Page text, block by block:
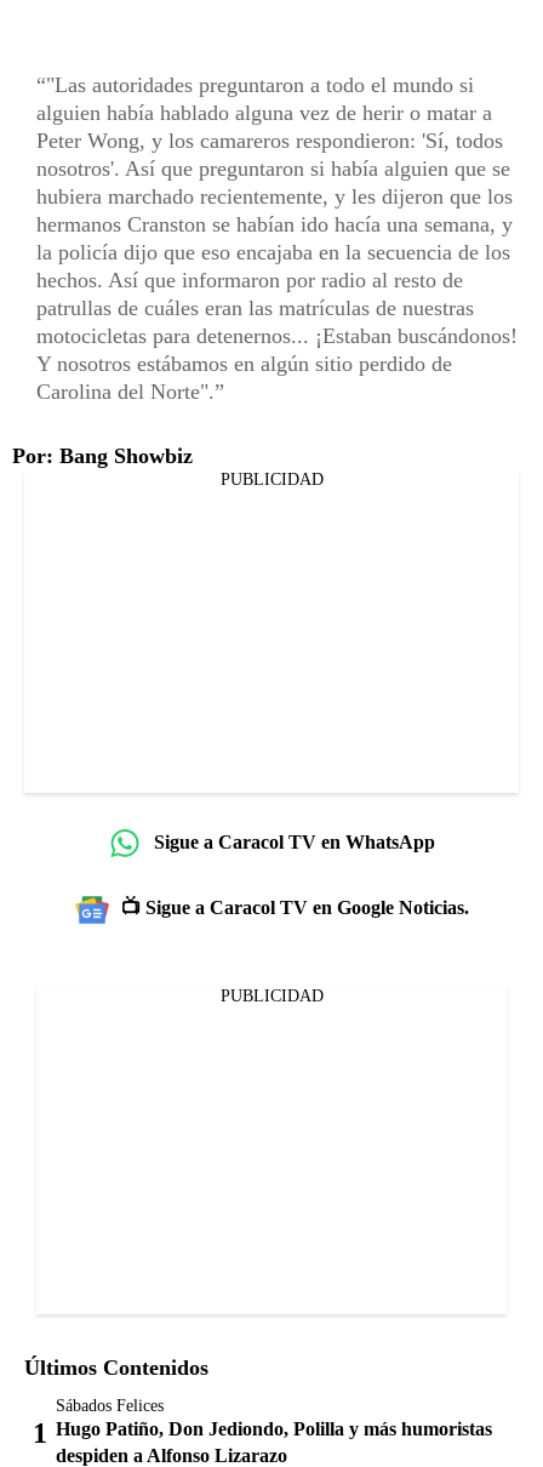
"Las autoridades preguntaron a todo el mundo si
alguien había hablado alguna vez de herir o matar a
Peter Wong, y los camareros respondieron: 'Sí, todos
nosotros'. Así que preguntaron si había alguien que se
hubiera marchado recientemente, y les dijeron que los
hermanos Cranston se habían ido hacía una semana, y
la policía dijo que eso encajaba en la secuencia de los
hechos. Así que informaron por radio al resto de
patrullas de cuáles eran las matrículas de nuestras
motocicletas para detenernos... ¡Estaban buscándonos!
Y nosotros estábamos en algún sitio perdido de
Carolina del Norte".
Por: Bang Showbiz
PUBLICIDAD
Sigue a Caracol TV en WhatsApp
📺 Sigue a Caracol TV en Google Noticias.
PUBLICIDAD
Últimos Contenidos
Sábados Felices
Hugo Patiño, Don Jediondo, Polilla y más humoristas
despiden a Alfonso Lizarazo